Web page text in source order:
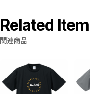
Related
関連商品